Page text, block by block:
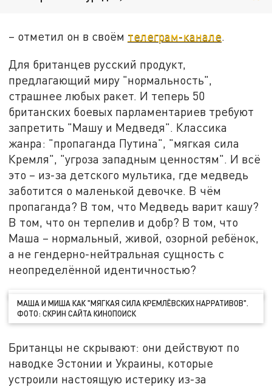
– отметил он в своём телеграм-канале.
Для британцев русский продукт,
предлагающий миру "нормальность",
страшнее любых ракет. И теперь 50
британских боевых парламентариев требуют
запретить "Машу и Медведя". Классика
жанра: "пропаганда Путина", "мягкая сила
Кремля", "угроза западным ценностям". И всё
это – из-за детского мультика, где медведь
заботится о маленькой девочке. В чём
пропаганда? В том, что Медведь варит кашу?
В том, что он терпелив и добр? В том, что
Маша – нормальный, живой, озорной ребёнок,
а не гендерно-нейтральная сущность с
неопределённой идентичностью?
МАША И МИША КАК "МЯГКАЯ СИЛА КРЕМЛЁВСКИХ НАРРАТИВОВ".
ФОТО: СКРИН САЙТА КИНОПОИСК
Британцы не скрывают: они действуют по
наводке Эстонии и Украины, которые
устроили настоящую истерику из-за